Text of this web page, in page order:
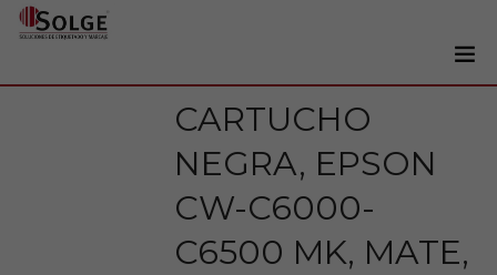
0
CARTUCHO
NEGRA, EPSON
CW-C6000-
C6500 MK, MATE,